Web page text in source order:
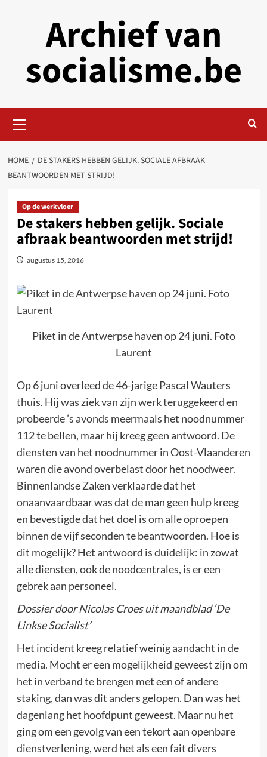
Archief van
socialisme.be
Menu
HOME
DE STAKERS HEBBEN GELIJK. SOCIALE AFBRAAK
BEANTWOORDEN MET STRIJD!
Op de werkvloer
De stakers hebben gelijk. Sociale
afbraak beantwoorden met strijd!
augustus 15, 2016
Piket in de Antwerpse haven op 24 juni. Foto
Laurent
Op 6 juni overleed de 46-jarige Pascal Wauters
thuis. Hij was ziek van zijn werk teruggekeerd en
probeerde ’s avonds meermaals het noodnummer
112 te bellen, maar hij kreeg geen antwoord. De
diensten van het noodnummer in Oost-Vlaanderen
waren die avond overbelast door het noodweer.
Binnenlandse Zaken verklaarde dat het
onaanvaardbaar was dat de man geen hulp kreeg
en bevestigde dat het doel is om alle oproepen
binnen de vijf seconden te beantwoorden. Hoe is
dit mogelijk? Het antwoord is duidelijk: in zowat
alle diensten, ook de noodcentrales, is er een
gebrek aan personeel.
Dossier door Nicolas Croes uit maandblad ‘De
Linkse Socialist’
Het incident kreeg relatief weinig aandacht in de
media. Mocht er een mogelijkheid geweest zijn om
het in verband te brengen met een of andere
staking, dan was dit anders gelopen. Dan was het
dagenlang het hoofdpunt geweest. Maar nu het
ging om een gevolg van een tekort aan openbare
dienstverlening, werd het als een fait divers